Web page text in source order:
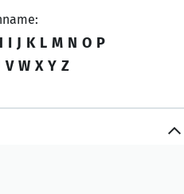
I J K L M N O P
V W X Y Z